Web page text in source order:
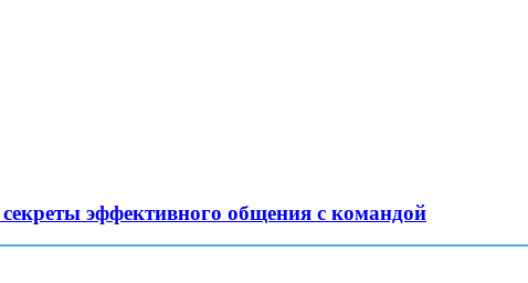
эффективного общения с командой